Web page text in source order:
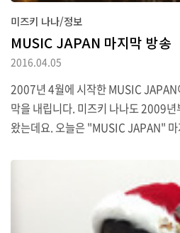
미즈키 나나/정보
MUSIC JAPAN 마지막 방송
2016.04.05
2007년 4월에 시작한 MUSIC
막을 내립니다. 미즈키 나나도 2009
왔는데요. 오늘은 "MUSIC JAPAN" 마
와 Perfume 모두와 명장면을 돌아보
e"와 "심애"을 MJ스페셜 메들리로 부
화가 되었습니다(*^^*) 나레이션을 담
분들의 신곡 퍼포먼스를 가장 먼저 감